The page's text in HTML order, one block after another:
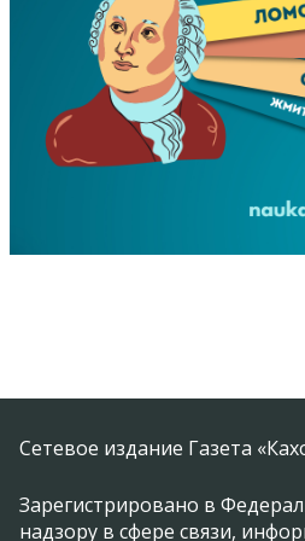
Сетевое издание Газета
Зарегистрировано в
надзору в сфере связи,